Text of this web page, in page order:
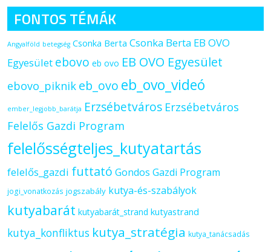
FONTOS TÉMÁK
Angyalföld betegség Csonka Berta Csonka Berta EB OVO
Egyesület ebovo eb ovo EB OVO Egyesület
ebovo_piknik eb_ovo eb_ovo_videó
ember_legjobb_barátja Erzsébetváros Erzsébetváros
Felelős Gazdi Program
felelősségteljes_kutyatartás
felelős_gazdi futtató Gondos Gazdi Program
jogi_vonatkozás jogszabály kutya-és-szabályok
kutyabarát kutyabarát_strand kutyastrand
kutya_konfliktus kutya_stratégia kutya_tanácsadás